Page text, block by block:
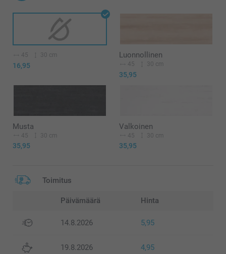
45 30 cm
16,95
Luonnollinen
45 30 cm
35,95
Musta
45 30 cm
35,95
Valkoinen
45 30 cm
35,95
Toimitus
Päivämäärä Hinta
14.8.2026 5,95
19.8.2026 4,95